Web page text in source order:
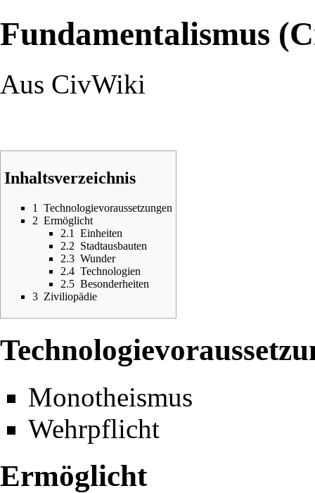
Fundamentalismus
Aus CivWiki
Inhaltsverzeichnis
1
Technologievoraussetzungen
2 Ermöglicht
2.1
Einheiten
2.2 Stadtausbauten
2.3 Wunder
2.4 Technologien
2.5 Besonderheiten
3 Ziviliopädie
Monotheismus
Wehrpflicht
Ermöglicht